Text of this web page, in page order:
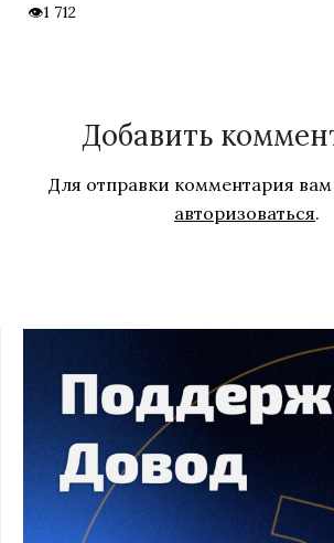
1 712
Добавить
Для отправки комментария
авторизоваться.